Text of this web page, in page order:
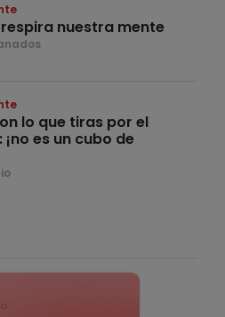
respira nuestra mente
lo que tiras por el
es un cubo de